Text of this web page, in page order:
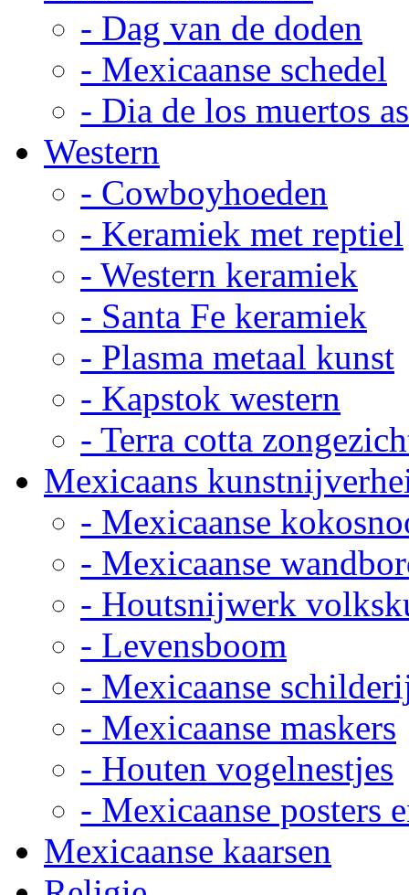
- Dag van de doden
- Mexicaanse schedel
- Dia de los muertos
Western
- Cowboyhoeden
- Keramiek met reptiel
- Western keramiek
- Santa Fe keramiek
- Plasma metaal kunst
- Kapstok western
- Terra cotta
Mexicaans
- Mexicaanse
- Mexicaanse
- Houtsnijwerk
- Levensboom
- Mexicaanse
- Mexicaanse maskers
- Houten vogelnestjes
- Mexicaanse posters
Mexicaanse kaarsen